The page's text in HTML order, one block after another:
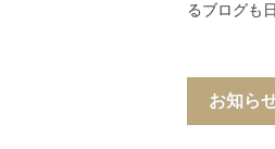
るブログも
お知ら